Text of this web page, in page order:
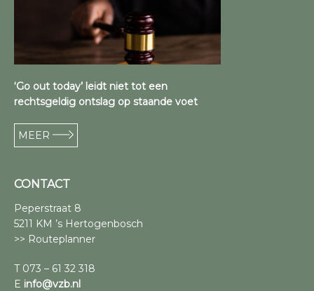
‘Go out today’ leidt niet tot een
rechtsgeldig ontslag op staande voet
MEER
CONTACT
Peperstraat 8
5211 KM ’s Hertogenbosch
>> Routeplanner
T 073 – 61 32 318
E info@vzb.nl